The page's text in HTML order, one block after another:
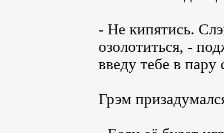
- Не кипятись.
озолотиться, -
введу тебе в пару
Грэм